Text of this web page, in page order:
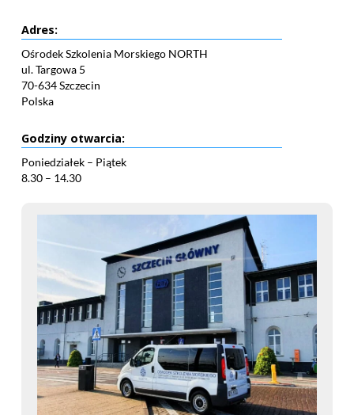
Adres:
Ośrodek Szkolenia Morskiego NORTH
ul. Targowa 5
70-634 Szczecin
Polska
Godziny otwarcia:
Poniedziałek – Piątek
8.30 – 14.30